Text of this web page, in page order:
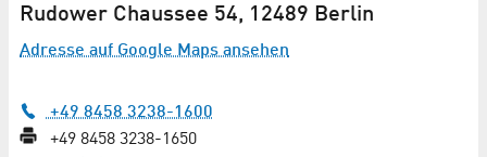
Rudower Chaussee 54, 12489 Berlin
Adresse auf Google Maps ansehen
+49 8458 3238-1600
+49 8458 3238-1650